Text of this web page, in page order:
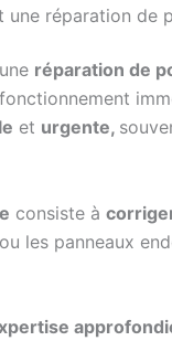
une réparation de
réparation de
et urgente,
consiste à
les panneaux